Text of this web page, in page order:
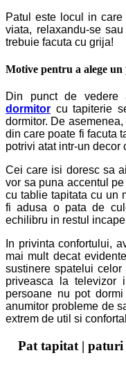
Patul este locul in
viata, relaxandu-se
trebuie facuta cu grija!
Motive pentru a alege
Din punct de vedere
dormitor cu tapiterie
dormitor. De
din care poate fi facuta
potrivi atat intr-un decor
Cei care isi doresc sa
vor sa puna accentul
cu tablie tapitata cu un
fi adusa o pata de
echilibru in restul
In privinta confortului,
mai mult decat
sustinere spatelui
priveasca la televizor
persoane nu pot
anumitor probleme de
extrem de util si
Pat tapitat |